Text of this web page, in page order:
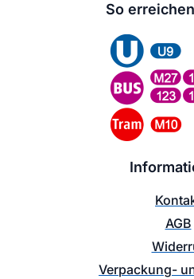
So
AGB
Verpackung-